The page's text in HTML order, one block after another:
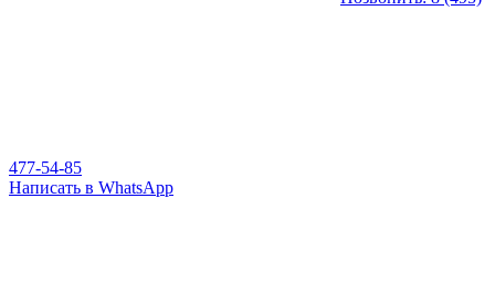
477-54-85
Написать в WhatsApp